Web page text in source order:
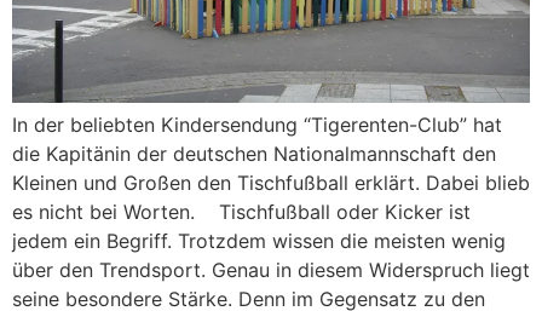
In der beliebten Kindersendung “Tigerenten-Club” hat
die Kapitänin der deutschen Nationalmannschaft den
Kleinen und Großen den Tischfußball erklärt. Dabei blieb
es nicht bei Worten. Tischfußball oder Kicker ist
jedem ein Begriff. Trotzdem wissen die meisten wenig
über den Trendsport. Genau in diesem Widerspruch liegt
seine besondere Stärke. Denn im Gegensatz zu den